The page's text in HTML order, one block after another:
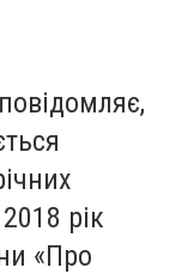
рік
«Про